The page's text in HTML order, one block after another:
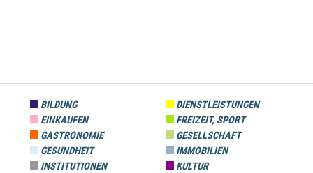
BILDUNG
DIENSTLEISTUNGEN
EINKAUFEN
FREIZEIT, SPORT
GASTRONOMIE
GESELLSCHAFT
GESUNDHEIT
IMMOBILIEN
INSTITUTIONEN
KULTUR